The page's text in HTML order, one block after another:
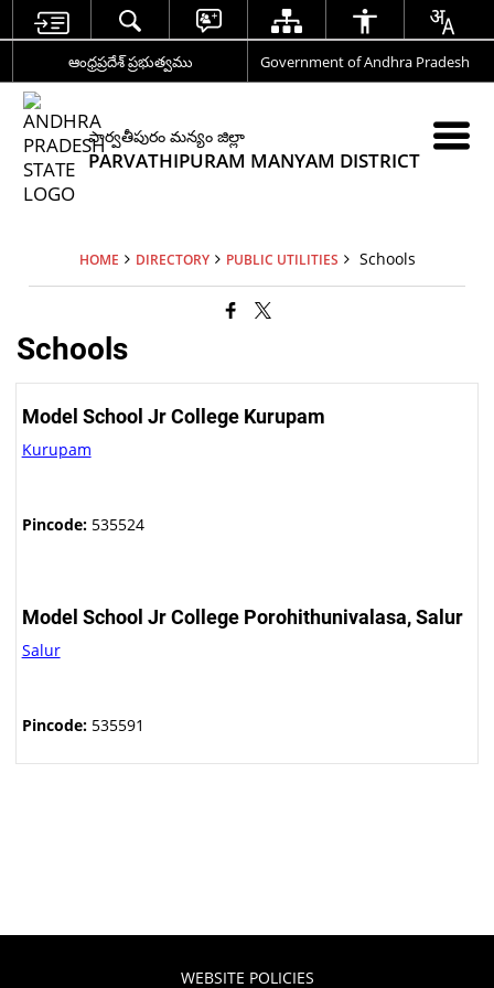
ఆంధ్రప్రదేశ్ ప్రభుత్వము Government of Andhra Pradesh
పార్వతీపురం మన్యం జిల్లా
PARVATHIPURAM MANYAM DISTRICT
HOME DIRECTORY PUBLIC UTILITIES Schools
Schools
Model School Jr College Kurupam
Kurupam
Pincode:535524
Model School Jr College Porohithunivalasa, Salur
Salur
Pincode:535591
WEBSITE POLICIES